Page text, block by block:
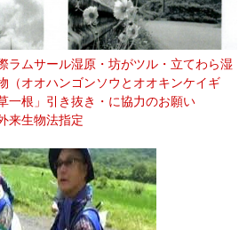
ラムサール湿原・坊がツル・立てわら湿
（オオハンゴンソウとオオキンケイギ
一根」引き抜き・に協力のお願い
来生物法指定